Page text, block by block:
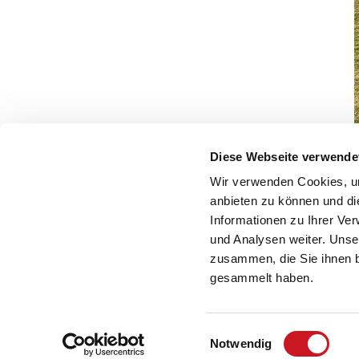
Diese Webseite
Wir verwenden Cookies,
anbieten zu können und
Informationen zu Ihrer
und Analysen weiter.
zusammen, die Sie ihnen
gesammelt haben.
Einwilligungsauswahl
Notwendig
© Verband der deutschen Lack- und